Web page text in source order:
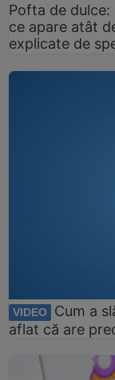
Pofta de
ce apare atât
explicate de
VIDEO
Cum a
aflat că are